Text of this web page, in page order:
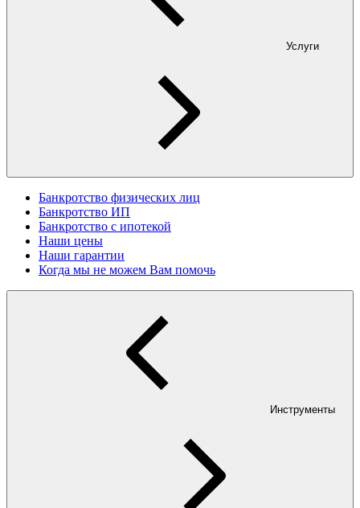
Услуги
Банкротство физических лиц
Банкротство ИП
Банкротство с ипотекой
Наши цены
Наши гарантии
Когда мы не можем Вам помочь
Инструменты